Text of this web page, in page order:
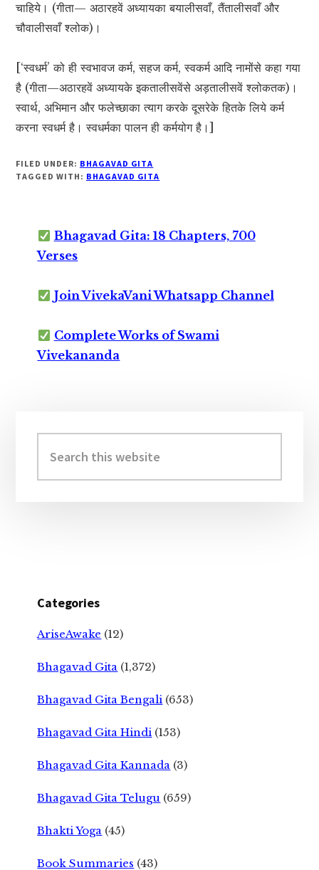
चाहिये। (गीता— अठारहवें अध्यायका बयालीसवाँ, तैंतालीसवाँ और
चौवालीसवाँ श्लोक)।
[‘स्वधर्म’ को ही स्वभावज कर्म, सहज कर्म, स्वकर्म आदि नामोंसे कहा गया
है (गीता—अठारहवें अध्यायके इकतालीसवेंसे अड़तालीसवें श्लोकतक)।
स्वार्थ, अभिमान और फलेच्छाका त्याग करके दूसरेके हितके लिये कर्म
करना स्वधर्म है। स्वधर्मका पालन ही कर्मयोग है।]
FILED UNDER: BHAGAVAD GITA
TAGGED WITH: BHAGAVAD GITA
Bhagavad Gita: 18 Chapters, 700
Verses
Join VivekaVani Whatsapp Channel
Complete Works of Swami
Vivekananda
Sidebar
this
website
Categories
AriseAwake (12)
Bhagavad Gita (1,372)
Bhagavad Gita Bengali (653)
Bhagavad Gita Hindi (153)
Bhagavad Gita Kannada (3)
Bhagavad Gita Telugu (659)
Bhakti Yoga (45)
Book Summaries (43)